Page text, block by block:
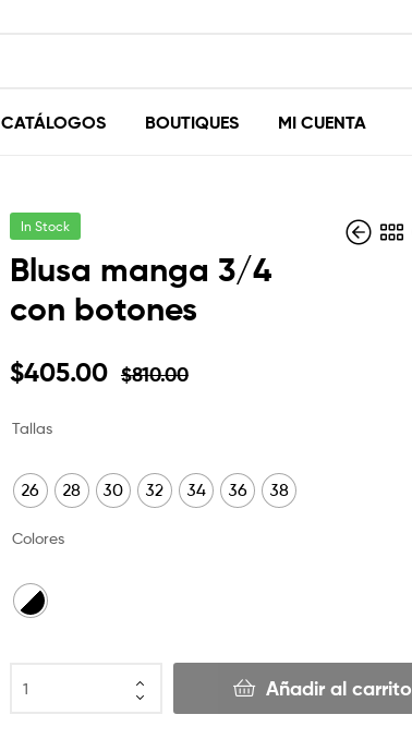
CATÁLOGOS BOUTIQUES MI CUENTA
In Stock
Blusa manga 3/4
con botones
$810.00
$405.00
Tallas
26 28 30 32 34 36 38
Colores
Añadir al carrito